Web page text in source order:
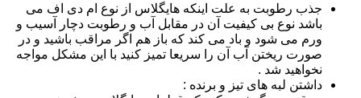
جذب رطوبت به علت اینکه هایگلاس از نوع ام دی اف می
باشد نوع بی کیفیت آن در مقابل آب و رطوبت دچار آسیب و
ورم می شود و باد می کند که باز هم اگر مراقب باشید و در
صورت ریختن آب آن را سریعا تمیز کنید با این مشکل مواجه
نخواهید شد .
داشتن لبه های تیز و برنده :